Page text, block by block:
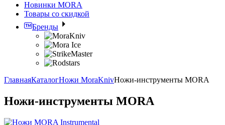
Новинки MORA
Товары со скидкой
Бренды
ГлавнаяКаталогНожи MoraKnivНожи-инструменты MORA
Ножи-инструменты MORA